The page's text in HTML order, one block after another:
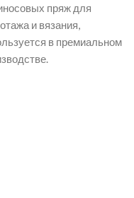
пряж для
и вязания,
в премиальном